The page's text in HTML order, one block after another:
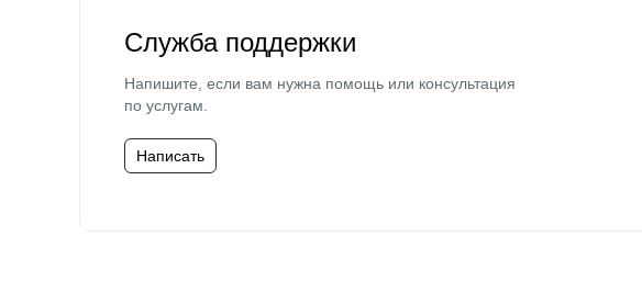
Служба поддержки
Напишите, если вам нужна помощь или консультация
по услугам.
Написать